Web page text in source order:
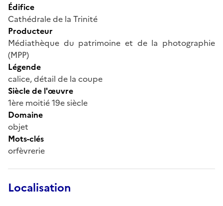
Édifice
Cathédrale de la Trinité
Producteur
Médiathèque du patrimoine et de la photographie
(MPP)
Légende
calice, détail de la coupe
Siècle de l'œuvre
1ère moitié 19e siècle
Domaine
objet
Mots-clés
orfèvrerie
Localisation